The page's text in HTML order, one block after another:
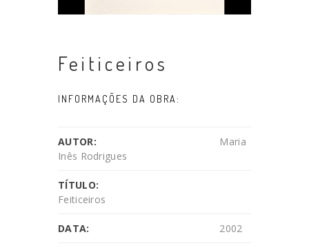
Feiticeiros
INFORMAÇÕES DA OBRA:
AUTOR:
Maria
Inês Rodrigues
TÍTULO:
Feiticeiros
DATA: 2002